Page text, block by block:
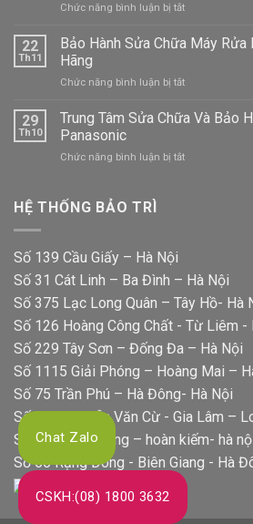
Máy
Quần
Chức năng bình luận bị tắtở
Hành
Bếp
Panasonic
Tại
22
Th11
Bảo Hành Sửa Chữa Máy Rửa
Hãng
Chức năng bình luận bị tắtở
Hành
Máy
29
Th10
Trung Tâm Sửa Chữa Và Bảo
Panasonic
Chức năng bình luận bị tắtở
Nồi
Cơm
Điện
Panasonic
HỆ THỐNG BẢO TRÌ
Số 139 Cầu Giấy – Hà Nội
Số 31 Cát Linh – Ba Đình – Hà Nội
Số 375 Lạc Long Quân – Tây Hồ- Hà
Số 126 Hoàng Công Chất - Từ Liêm -
Số 229 Tây Sơn – Đống Đa – Hà Nội
Số 1115 Giải Phóng – Hoàng Mai –
Số 75 Trần Phú – Hà Đông- Hà Nội
Số 322 Nguyễn Văn Cừ - Gia Lâm –
Số 39 hai bà trưng – hoàn kiếm- hà
Số 56 Rạng Đông - Biên Giang - Hà
Chat Zalo
CSKH:(08) 1800 3632